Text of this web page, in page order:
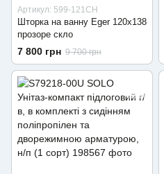
Артикул: 599-121CH
Шторка на ванну Eger 120x138
прозоре скло
7 800 грн 9 700 грн